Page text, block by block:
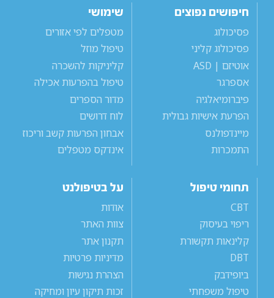
חיפושים נפוצים
פסיכולוג
פסיכולוג קליני
אוטיזם | ASD
אספרגר
פיברומיאלגיה
הפרעת אישיות גבולית
מיינדפולנס
התמכרות
שימושי
מטפלים לפי אזורים
טיפול מוזל
קליניקות להשכרה
טיפול בהפרעות אכילה
מדור הספרים
לוח דרושים
אבחון הפרעות קשב וריכוז
אינדקס מטפלים
תחומי טיפול
CBT
ריפוי בעיסוק
קלינאות תקשורת
DBT
ביופידבק
טיפול משפחתי
על בטיפולנט
אודות
צוות האתר
תקנון אתר
מדיניות פרטיות
הצהרת נגישות
זכות תיקון עיון ומחיקה